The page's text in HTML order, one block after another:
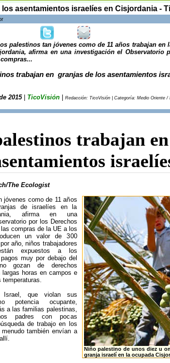
asentamientos israelíes en Cisjordania -
palestinos tan jóvenes como de 11 años trabajan en
afirma en una investigación el Observatorio
trabajan en granjas de los asentamientos
2015| TicoVisión| Redacción: TicoVisión | Categoría: Medio Oriente
trabajan
The Ecologist
jóvenes como de 11 años
de israelíes en la
afirma en una
por los Derechos
compras de la UE a los
un valor de 300
año, niños trabajadores
están expuestos a los
muy por debajo del
gozan de derechos
largas horas en campos e
temperaturas.
que violan sus
potencia ocupante,
a las familias palestinas,
padres con pocas
de trabajo en los
también envían a
Niño palestino de unos diez u
granja israelí en la ocupada